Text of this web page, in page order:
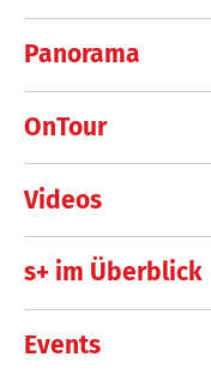
Panorama
OnTour
Videos
s+ im Überblick
Events